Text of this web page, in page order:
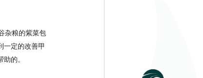
杂粮的紫菜包
一定的改善甲
的。